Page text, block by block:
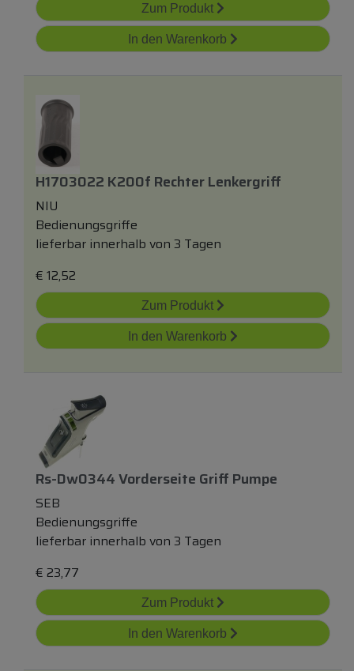
Zum Produkt
In den Warenkorb
H1703022 K200f Rechter Lenkergriff
NIU
Bedienungsgriffe
lieferbar innerhalb von 3 Tagen
€ 12,52
Zum Produkt
In den Warenkorb
Rs-Dw0344 Vorderseite Griff Pumpe
SEB
Bedienungsgriffe
lieferbar innerhalb von 3 Tagen
€ 23,77
Zum Produkt
In den Warenkorb